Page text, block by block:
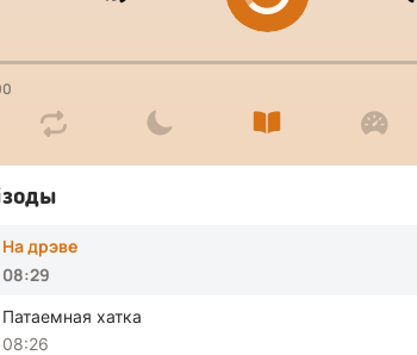
  
На дрэве
08:29
Патаемная хатка
08:26